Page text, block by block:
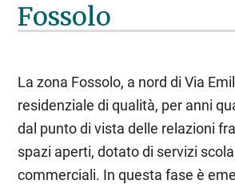
Fossolo
La zona Fossolo, a nord di Via
residenziale di qualità, per anni
dal punto di vista delle relazioni
spazi aperti, dotato di servizi
commerciali. In questa fase è